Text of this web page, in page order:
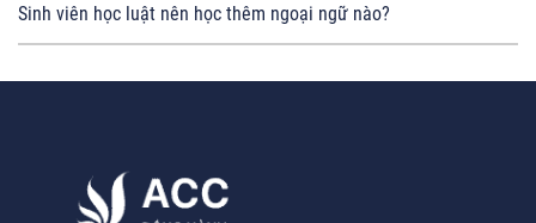
Sinh viên học luật nên học thêm ngoại ngữ nào?